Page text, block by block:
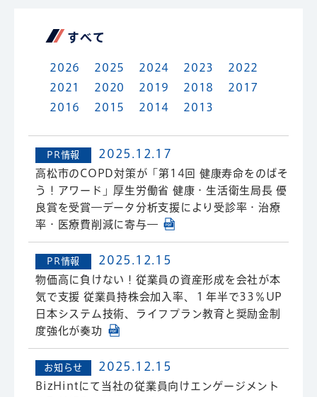
すべて
2026 2025 2024 2023
2022
2021
2020 2019 2018
2017
2016
2015 2014 2013
PR情報 2025.12.17
高松市のCOPD対策が「第14回 健康寿命をのばそ
う！アワード」厚生労働省 健康・生活衛生局長 優
良賞を受賞―データ分析支援により受診率・治療
率・医療費削減に寄与―
PR情報 2025.12.15
物価高に負けない！従業員の資産形成を会社が本
気で支援 従業員持株会加入率、１年半で33％UP
日本システム技術、ライフプラン教育と奨励金制
度強化が奏功
お知らせ 2025.12.15
BizHintにて当社の従業員向けエンゲージメント